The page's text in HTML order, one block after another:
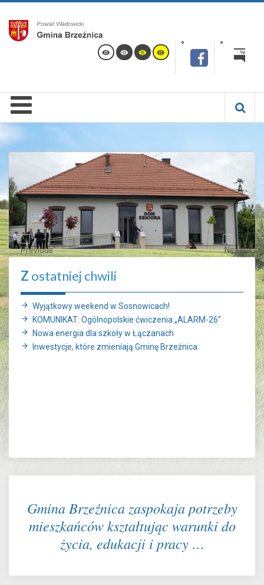
Z ostatniej chwili
Wyjątkowy weekend w Sosnowicach!
KOMUNIKAT: Ogólnopolskie ćwiczenia „ALARM-26”
Nowa energia dla szkoły w Łączanach
Inwestycje, które zmieniają Gminę Brzeźnica
Gmina Brzeźnica zaspokaja potrzeby
mieszkańców kształtując warunki do
życia, edukacji i pracy …